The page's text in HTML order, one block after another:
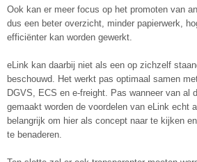
Ook kan er meer focus op het promoten van
dus een beter overzicht, minder papierwerk,
efficiënter kan worden gewerkt.
eLink kan daarbij niet als een op zichzelf
beschouwd. Het werkt pas optimaal samen
DGVS, ECS en e-freight. Pas wanneer van al
gemaakt worden de voordelen van eLink echt
belangrijk om hier als concept naar te kijken
te benaderen.